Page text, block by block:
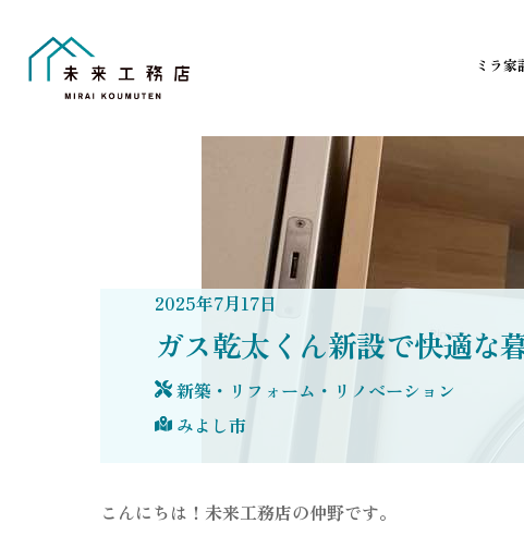
ミラ家
2025年7月17日
ガス乾太くん新設で快適な
新築・リフォーム・リノベーション
みよし市
こんにちは！未来工務店の仲野です。